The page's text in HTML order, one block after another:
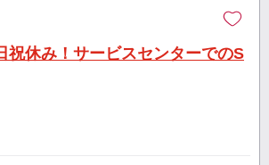
祝休み！サービスセンターでのS